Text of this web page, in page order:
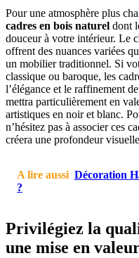
Pour une atmosphère plus
cadres en bois naturel dont
douceur à votre intérieur. Le
offrent des nuances variées
un mobilier traditionnel. Si
classique ou baroque, les
l’élégance et le raffinement
mettra particulièrement en
artistiques en noir et blanc.
n’hésitez pas à associer ces
créera une profondeur
A lire aussi Décoration
?
Privilégiez la
une mise en